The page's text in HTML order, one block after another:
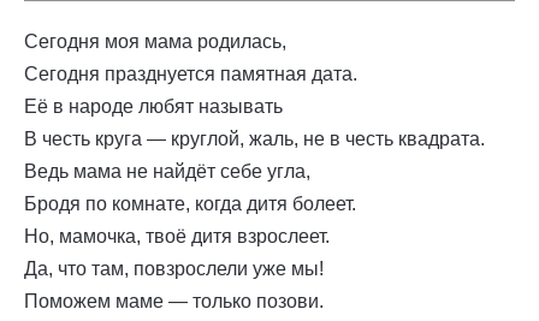
Сегодня моя мама родилась,
Сегодня празднуется памятная дата.
Её в народе любят называть
В честь круга — круглой, жаль, не в честь квадрата.
Ведь мама не найдёт себе угла,
Бродя по комнате, когда дитя болеет.
Но, мамочка, твоё дитя взрослеет.
Да, что там, повзрослели уже мы!
Поможем маме — только позови.